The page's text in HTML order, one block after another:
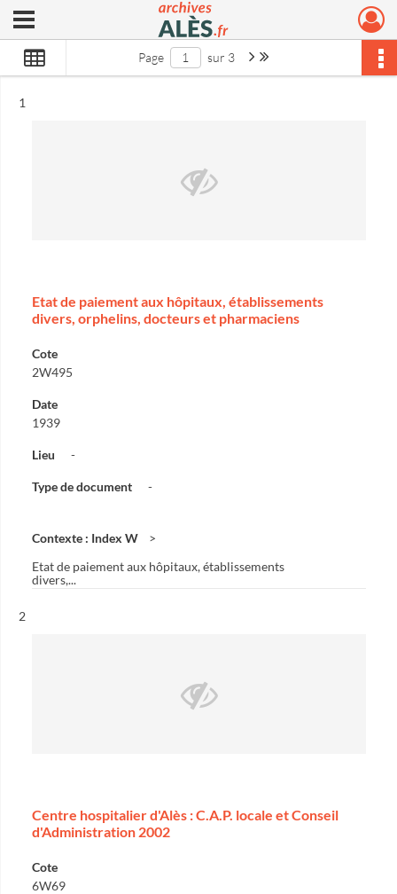
Archives municipales d'Alès
Ouvrir le menu déroulant
Page sur 3 Page suivante : 1/3
Résultat n°
1
Etat de paiement aux hôpitaux, établissements
divers, orphelins, docteurs et pharmaciens
Cote
2W495
Date
1939
Lieu -
Type de document -
Contexte : Index W
Etat de paiement aux hôpitaux, établissements
divers,...
Résultat n°
2
Centre hospitalier d'Alès : C.A.P. locale et Conseil
d'Administration 2002
Cote
6W69